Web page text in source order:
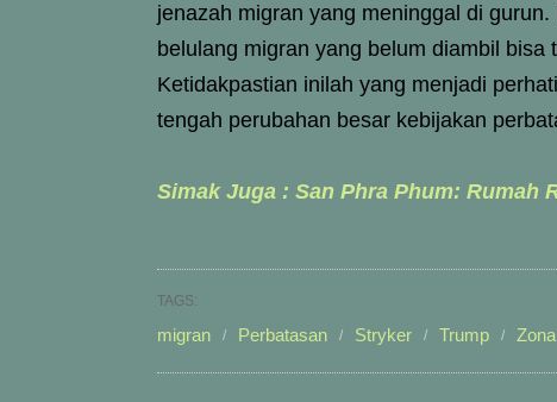
jenazah migran yang meninggal di
belulang migran yang belum diambil
Ketidakpastian inilah yang menjadi
tengah perubahan besar kebijakan
Simak Juga : San Phra Phum: Rumah
TAGS:
migran Perbatasan Stryker Trump